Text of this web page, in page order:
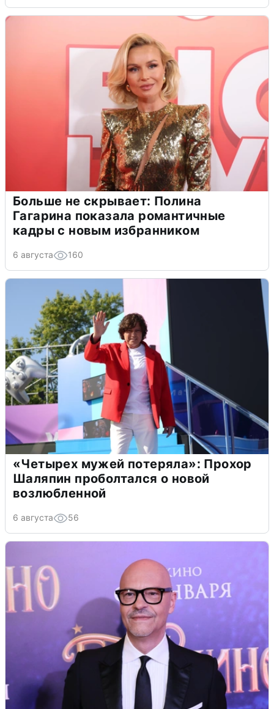
Больше не скрывает: Полина
Гагарина показала романтичные
кадры с новым избранником
6 августа 160
«Четырех мужей потеряла»: Прохор
Шаляпин проболтался о новой
возлюбленной
6 августа 56